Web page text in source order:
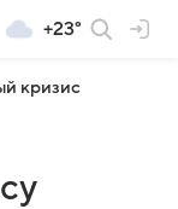
+23°
кризис